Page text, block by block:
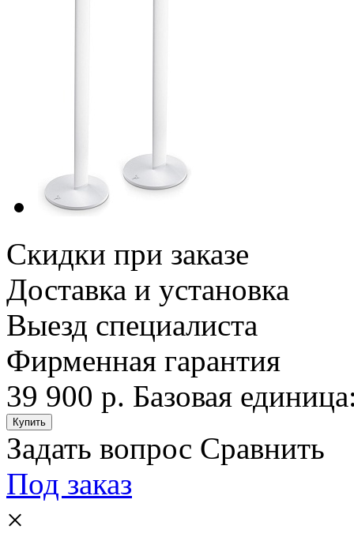
Скидки при заказе
Доставка и установка
Выезд специалиста
Фирменная гарантия
39 900 р. Базовая
Задать вопрос Сравнить
Под заказ
×